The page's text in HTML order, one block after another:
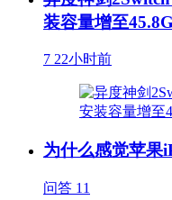
装容量增至
7 22小时前
为什么感觉苹果
问答 11